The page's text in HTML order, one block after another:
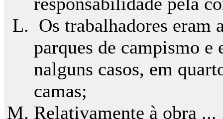
Os trabalhadores eram
parques de campismo
nalguns casos, em
camas;
Relativamente à obra